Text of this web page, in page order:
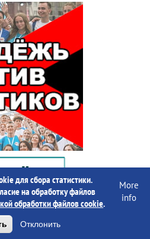
для сбора статистики.
на обработку файлов
обработки файлов cookie.
More
info
Отклонить